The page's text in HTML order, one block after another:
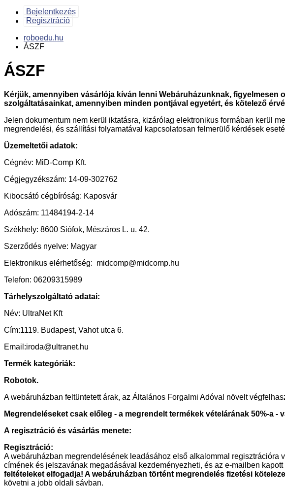
Bejelentkezés
Regisztráció
roboedu.hu
ÁSZF
ÁSZF
Kérjük, amennyiben vásárlója kíván lenni Webáruházunknak,
szolgáltatásainkat, amennyiben minden pontjával egyetért, és kötelező
Jelen dokumentum nem kerül iktatásra, kizárólag elektronikus formában kerül
megrendelési, és szállítási folyamatával kapcsolatosan felmerülő kérdések
Üzemeltetői adatok:
Cégnév: MiD-Comp Kft.
Cégjegyzékszám: 14-09-302762
Kibocsátó cégbíróság: Kaposvár
Adószám: 11484194-2-14
Székhely: 8600 Siófok, Mészáros L. u. 42.
Szerződés nyelve: Magyar
Elektronikus elérhetőség: midcomp@midcomp.hu
Telefon: ‭06209315989
Tárhelyszolgáltató adatai:
Név: UltraNet Kft
Cím:1119. Budapest, Vahot utca 6.
Email:iroda@ultranet.hu
Termék kategóriák:
Robotok.
A webáruházban feltüntetett árak, az Általános Forgalmi Adóval növelt
Megrendeléseket csak előleg - a megrendelt termékek vételárának 50%-a
A regisztráció és vásárlás menete:
Regisztráció:
A webáruházban megrendelésének leadásához első alkalommal
címének és jelszavának megadásával kezdeményezheti, és az e-mailben
feltételeket elfogadja! A webáruházban történt megrendelés fizetési
követni a jobb oldali sávban.